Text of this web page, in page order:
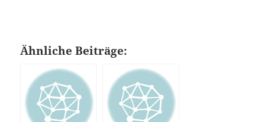
Ähnliche Beiträge: